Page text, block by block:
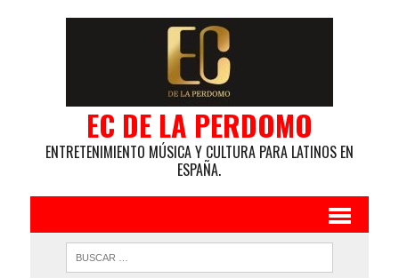
EC DE LA PERDOMO
ENTRETENIMIENTO MÚSICA Y CULTURA PARA LATINOS EN
ESPAÑA.